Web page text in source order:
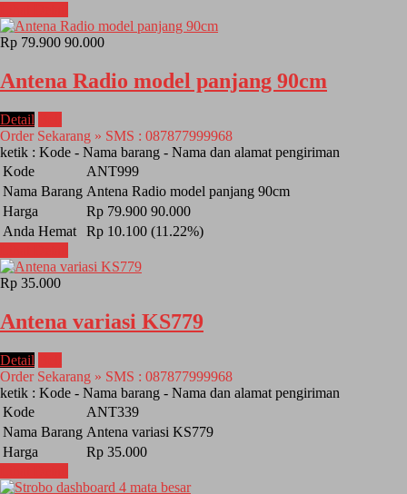
Rp 79.900 90.000
Antena Radio model panjang 90cm
Detail
Order Sekarang » SMS : 087877999968
ketik : Kode - Nama barang - Nama dan alamat pengiriman
Kode
ANT999
Nama Barang Antena Radio model panjang 90cm
Harga
Rp 79.900 90.000
Anda Hemat
Rp 10.100 (11.22%)
Rp 35.000
Antena variasi KS779
Detail
Order Sekarang » SMS : 087877999968
ketik : Kode - Nama barang - Nama dan alamat pengiriman
Kode
ANT339
Nama Barang Antena variasi KS779
Harga
Rp 35.000